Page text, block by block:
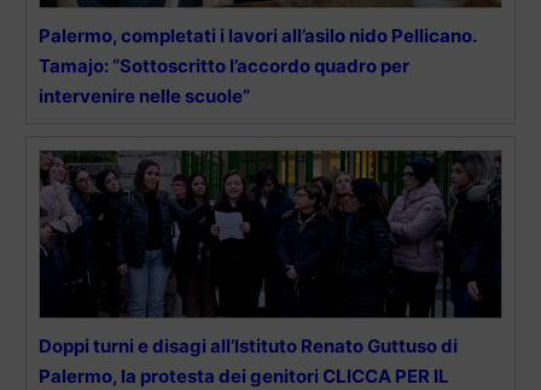
Palermo, completati i lavori all’asilo nido Pellicano.
Tamajo: “Sottoscritto l’accordo quadro per
intervenire nelle scuole”
Doppi turni e disagi all’Istituto Renato Guttuso di
Palermo, la protesta dei genitori CLICCA PER IL